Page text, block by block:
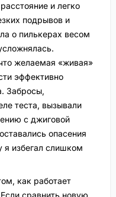
и легко
подрывов и
о пилькерах весом
желаемая «живая»
эффективно
Забросы,
теста, вызывали
с джиговой
опасения
я избегал слишком
как работает
сравнить новую